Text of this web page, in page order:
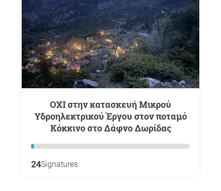
ΟΧΙ στην κατασκευή Μικρού
Υδροηλεκτρικού Έργου στον ποταμό
Κόκκινο στο Δάφνο Δωρίδας
24Signatures